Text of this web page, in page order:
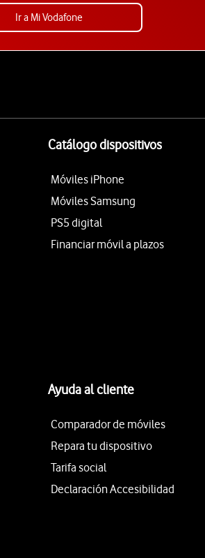
Ir a Mi Vodafone
Catálogo dispositivos
Móviles iPhone
Móviles Samsung
PS5 digital
Financiar móvil a plazos
Ayuda al cliente
Comparador de móviles
Repara tu dispositivo
Tarifa social
Declaración Accesibilidad